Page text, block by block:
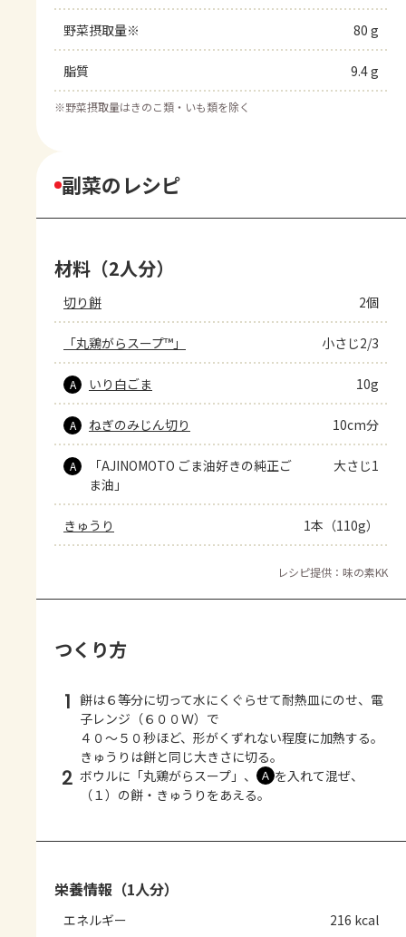
野菜摂取量※ 80 g
脂質 9.4 g
※野菜摂取量はきのこ類・いも類を除く
副菜のレシピ
材料（2人分）
切り餅 2個
「丸鶏がらスープ™」 小さじ2/3
A いり白ごま 10g
A ねぎのみじん切り 10cm分
A
「AJINOMOTO ごま油好きの純正ご
ま油」
大さじ1
きゅうり 1本（110g）
レシピ提供：味の素KK
つくり方
1 餅は６等分に切って水にくぐらせて耐熱皿にのせ、電
子レンジ（６００Ｗ）で
４０～５０秒ほど、形がくずれない程度に加熱する。
きゅうりは餅と同じ大きさに切る。
2 ボウルに「丸鶏がらスープ」、 Ａ を入れて混ぜ、
（１）の餅・きゅうりをあえる。
栄養情報（1人分）
エネルギー 216 kcal